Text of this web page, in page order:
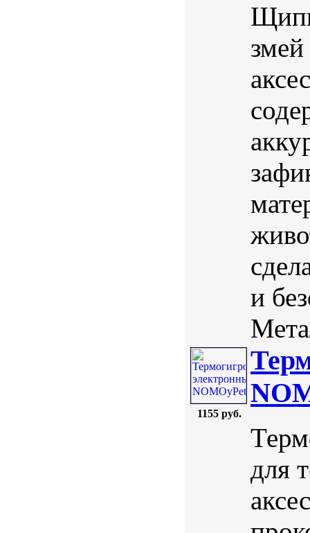
и
1155 руб.
для